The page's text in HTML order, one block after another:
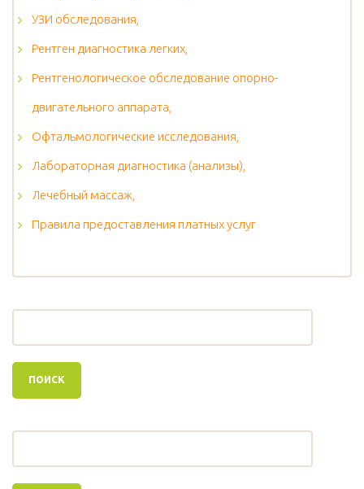
УЗИ обследования,
Рентген диагностика легких,
Рентгенологическое обследование опорно-
двигательного аппарата,
Офтальмологические исследования,
Лабораторная диагностика (анализы),
Лечебный массаж,
Правила предоставления платных услуг